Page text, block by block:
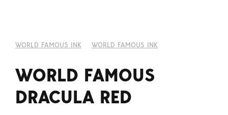
WORLD FAMOUS INK WORLD FAMOUS INK
WORLD FAMOUS
DRACULA RED